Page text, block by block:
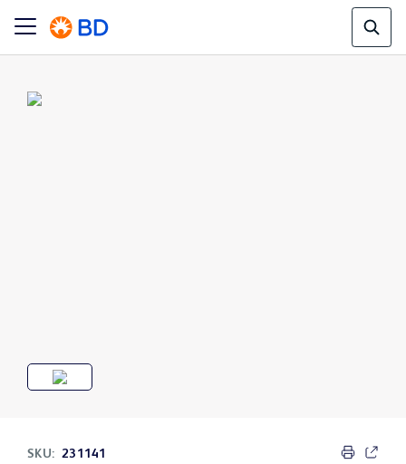
SKU: 231141